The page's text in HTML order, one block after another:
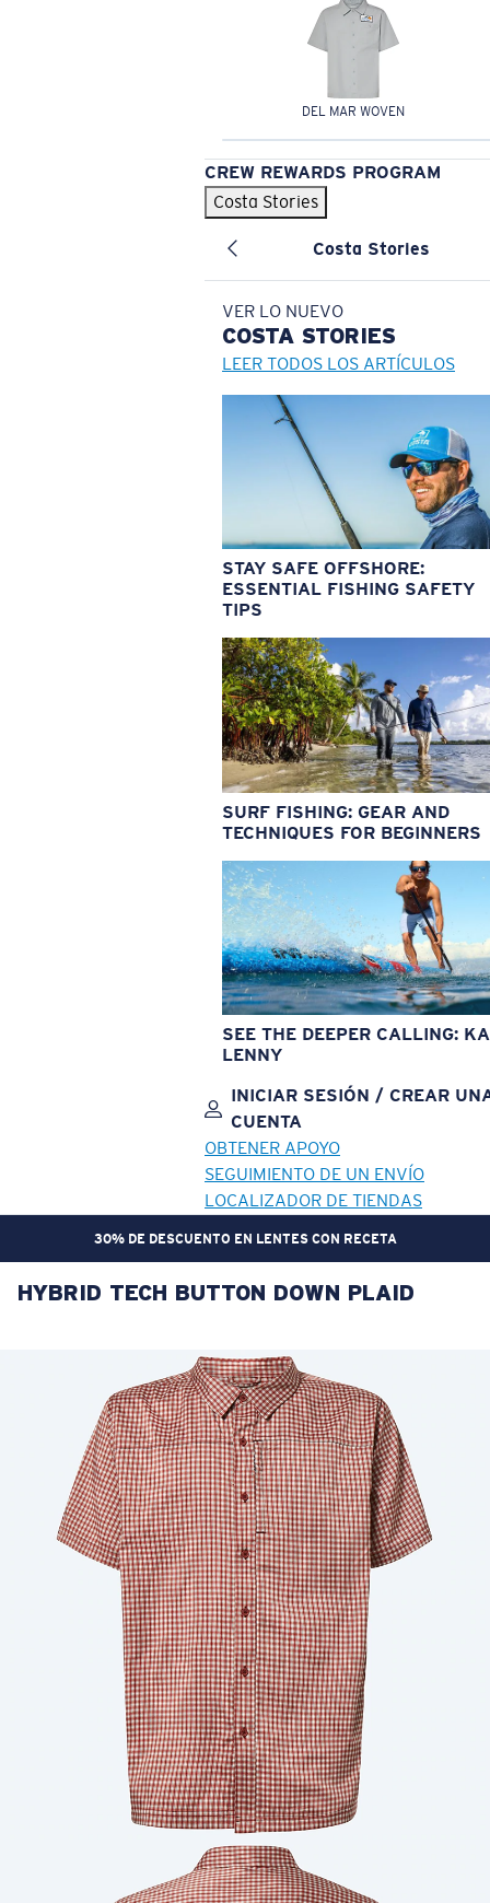
DEL MAR WOVEN
CREW REWARDS PROGRAM
Costa Stories
Costa Stories
VER LO NUEVO
COSTA STORIES
LEER TODOS LOS ARTÍCULOS
STAY SAFE OFFSHORE:
ESSENTIAL FISHING SAFETY
TIPS
SURF FISHING: GEAR AND
TECHNIQUES FOR BEGINNERS
SEE THE DEEPER CALLING:
LENNY
INICIAR SESIÓN / CREAR
CUENTA
OBTENER APOYO
SEGUIMIENTO DE UN ENVÍO
LOCALIZADOR DE TIENDAS
30% DE DESCUENTO EN LENTES CON RECETA
OBJETIVO ACTUALIZADO ¡AGREGADO AL CARRITO!
Precio:
Cantidad:
Precio: Sin cargo
Cantidad:
HYBRID TECH BUTTON DOWN PLAID